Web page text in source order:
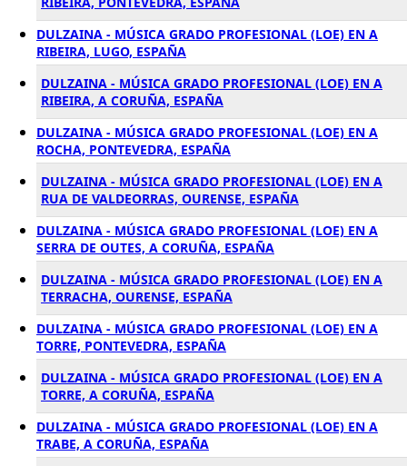
DULZAINA - MÚSICA GRADO PROFESIONAL (LOE) EN A
RIBEIRA, LUGO, ESPAÑA
DULZAINA - MÚSICA GRADO PROFESIONAL (LOE) EN A
RIBEIRA, A CORUÑA, ESPAÑA
DULZAINA - MÚSICA GRADO PROFESIONAL (LOE) EN A
ROCHA, PONTEVEDRA, ESPAÑA
DULZAINA - MÚSICA GRADO PROFESIONAL (LOE) EN A
RUA DE VALDEORRAS, OURENSE, ESPAÑA
DULZAINA - MÚSICA GRADO PROFESIONAL (LOE) EN A
SERRA DE OUTES, A CORUÑA, ESPAÑA
DULZAINA - MÚSICA GRADO PROFESIONAL (LOE) EN A
TERRACHA, OURENSE, ESPAÑA
DULZAINA - MÚSICA GRADO PROFESIONAL (LOE) EN A
TORRE, PONTEVEDRA, ESPAÑA
DULZAINA - MÚSICA GRADO PROFESIONAL (LOE) EN A
TORRE, A CORUÑA, ESPAÑA
DULZAINA - MÚSICA GRADO PROFESIONAL (LOE) EN A
TRABE, A CORUÑA, ESPAÑA